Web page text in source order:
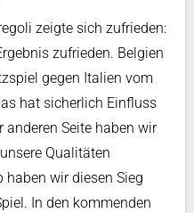
zeigte sich zufrieden:
zufrieden. Belgien
gegen Italien vom
hat sicherlich Einfluss
anderen Seite haben wir
Qualitäten
haben wir diesen Sieg
In den kommenden